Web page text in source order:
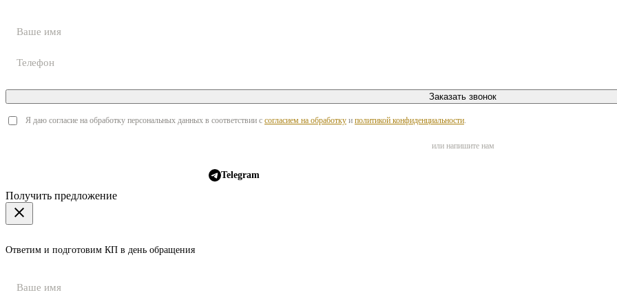
Заказать звонок
Я даю согласие на обработку персональных данных в соответствии с согласием на обработку и политикой конфиденциальности
или напишите нам
Telegram
Получить предложение
Ответим и подготовим КП в день обращения